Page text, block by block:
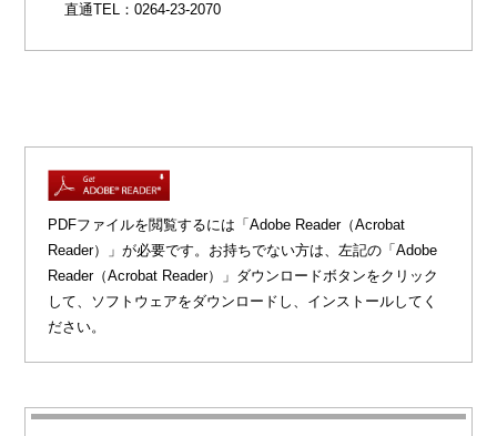
直通TEL：0264-23-2070
PDFファイルを閲覧するには「Adobe Reader（Acrobat
Reader）」が必要です。お持ちでない方は、左記の「Adobe
Reader（Acrobat Reader）」ダウンロードボタンをクリック
して、ソフトウェアをダウンロードし、インストールしてく
ださい。